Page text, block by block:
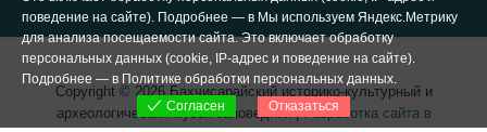
Copyright © 2026 Бахчисарайский историко-культурный и
археологический музей-заповедник |Разработка сайта в
поведение на сайте). Подробнее — в Мы используем Яндекс.Метрику
для анализа посещаемости сайта. Это включает обработку
персональных данных (cookie, IP-адрес и поведение на сайте).
Подробнее — в Политике обработки персональных данных.
Согласен
Отказаться